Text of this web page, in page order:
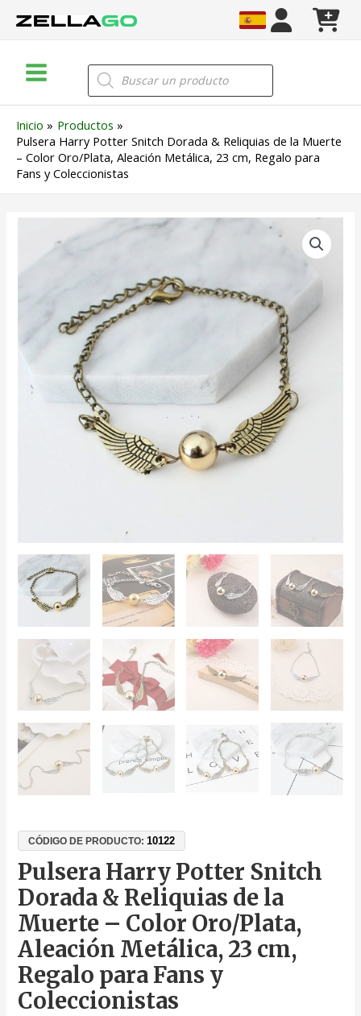
Menu
Búsqueda
de
productos
Inicio
Productos
Pulsera Harry Potter Snitch Dorada & Reliquias de la Muerte
– Color Oro/Plata, Aleación Metálica, 23 cm, Regalo para
Fans y Coleccionistas
CÓDIGO DE PRODUCTO:10122
Pulsera Harry Potter Snitch
Dorada & Reliquias de la
Muerte – Color Oro/Plata,
Aleación Metálica, 23 cm,
Regalo para Fans y
Coleccionistas
Reliquias
Muerte
Regalo
para
Fans
Coleccionistas